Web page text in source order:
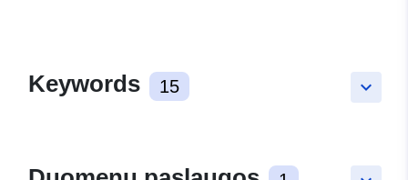
keyboard_arrow_down
Keywords 15